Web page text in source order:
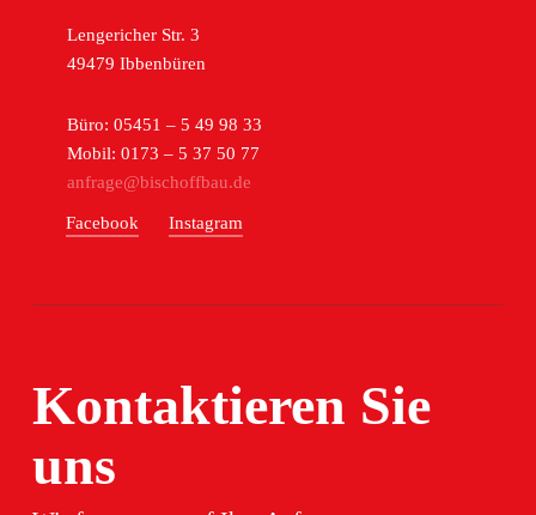
Lengericher Str. 3
49479 Ibbenbüren
Büro: 05451 – 5 49 98 33
Mobil: 0173 – 5 37 50 77
anfrage@bischoffbau.de
Facebook Instagram
Kontaktieren Sie
uns